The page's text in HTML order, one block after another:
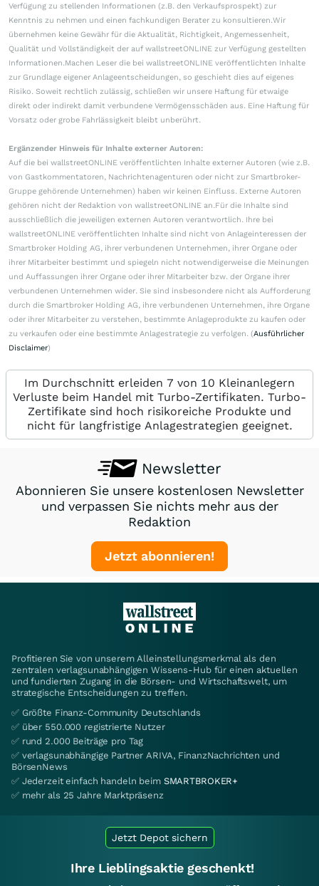
Verfügung zu stellenden Informationen (z.B. den Verkaufsprospekt) zur
Kenntnis zu nehmen und einen fachkundigen Berater zu konsultieren.Wir
übernehmen keine Gewähr für die Aktualität, Richtigkeit, Angemessenheit,
Qualität und Vollständigkeit der auf wallstreetONLINE zur Verfügung gestellten
Informationen.Machen Leser die bei wallstreetONLINE veröffentlichten Inhalte
zur Grundlage eigener Anlageentscheidungen, so geschieht dies auf eigenes
Risiko. Soweit rechtlich zulässig, schließen wir unsere Haftung für etwaige
direkt oder indirekt damit verbundene Vermögensschäden aus. Eine Haftung für
Vorsatz oder grobe Fahrlässigkeit bleibt unberührt.
Ergänzender Hinweis für Inhalte externer Autoren:
Auf die bei wallstreetONLINE veröffentlichten Inhalte externer Autoren (wie z.B.
von Gastkommentatoren, Nachrichtenagenturen oder nicht zur Smartbroker-
Gruppe gehörende Unternehmen) haben wir keinen Einfluss. Externe Autoren
gehören nicht der Redaktion von wallstreetONLINE an.Für die Inhalte sind
ausschließlich die jeweiligen externen Autoren verantwortlich. Ihre bei
wallstreetONLINE veröffentlichten Inhalte sind nicht von Anlageinteressen der
Smartbroker Holding AG, ihrer verbundenen Unternehmen, ihrer Organe oder
ihrer Mitarbeiter bestimmt und spiegeln nicht notwendigerweise die Meinungen
und Auffassungen ihrer Organe oder ihrer Mitarbeiter bzw. der Organe ihrer
verbundenen Unternehmen wider. Sie sind insbesondere nicht als Aufforderung
durch die Smartbroker Holding AG, ihre verbundenen Unternehmen, ihre Organe
oder ihrer Mitarbeiter zu verstehen, bestimmte Anlageprodukte zu kaufen oder
zu verkaufen oder eine bestimmte Anlagestrategie zu verfolgen. (Ausführlicher
Disclaimer)
Im Durchschnitt erleiden 7 von 10 Kleinanlegern
Verluste beim Handel mit Turbo-Zertifikaten. Turbo-
Zertifikate sind hoch risikoreiche Produkte und
nicht für langfristige Anlagestrategien geeignet.
Newsletter
Abonnieren Sie unsere kostenlosen Newsletter
und verpassen Sie nichts mehr aus der
Redaktion
Jetzt abonnieren!
Profitieren Sie von unserem Alleinstellungsmerkmal als den
zentralen verlagsunabhängigen Wissens-Hub für einen aktuellen
und fundierten Zugang in die Börsen- und Wirtschaftswelt, um
strategische Entscheidungen zu treffen.
✅ Größte Finanz-Community Deutschlands
✅ über 550.000 registrierte Nutzer
✅ rund 2.000 Beiträge pro Tag
✅ verlagsunabhängige Partner ARIVA, FinanzNachrichten und
BörsenNews
✅ Jederzeit einfach handeln beim SMARTBROKER+
✅ mehr als 25 Jahre Marktpräsenz
Jetzt Depot sichern
Ihre Lieblingsaktie geschenkt!